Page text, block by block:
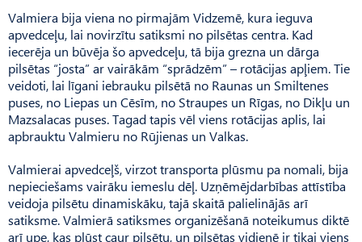
Valmiera bija viena no pirmajām Vidzemē, kura ieguva
apvedceļu, lai novirzītu satiksmi no pilsētas centra. Kad
iecerēja un būvēja šo apvedceļu, tā bija grezna un dārga
pilsētas “josta” ar vairākām “sprādzēm” – rotācijas apļiem. Tie
veidoti, lai līgani iebrauku pilsētā no Raunas un Smiltenes
puses, no Liepas un Cēsīm, no Straupes un Rīgas, no Dikļu un
Mazsalacas puses. Tagad tapis vēl viens rotācijas aplis, lai
apbrauktu Valmieru no Rūjienas un Valkas.
Valmierai apvedceļš, virzot transporta plūsmu pa nomali, bija
nepieciešams vairāku iemeslu dēļ. Uzņēmējdarbības attīstība
veidoja pilsētu dinamiskāku, tajā skaitā palielinājās arī
satiksme. Valmierā satiksmes organizēšanā noteikumus diktē
arī upe, kas plūst caur pilsētu, un pilsētas vidienē ir tikai viens